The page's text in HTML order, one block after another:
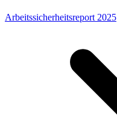
Arbeitssicherheitsreport 2025